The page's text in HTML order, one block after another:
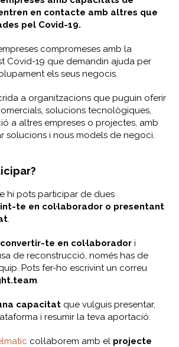
en contacte amb altres que
pelCovid-19.
compromeses amb la
Covid-19 que demandin ajuda per
els seus negocis.
a organitzacions que puguin oferir
solucions tecnològiques,
a altres empreses o projectes, amb
solucions i nous models de negoci.
hi pots participar de dues
te en col·laborador o presentant
.
convertir-te en col·laboradori
de reconstrucció, només has de
Pots fer-ho escrivint un correu
.
capacitat que vulguis presentar,
i resumir la teva aportació.
col·laborem amb el projecte